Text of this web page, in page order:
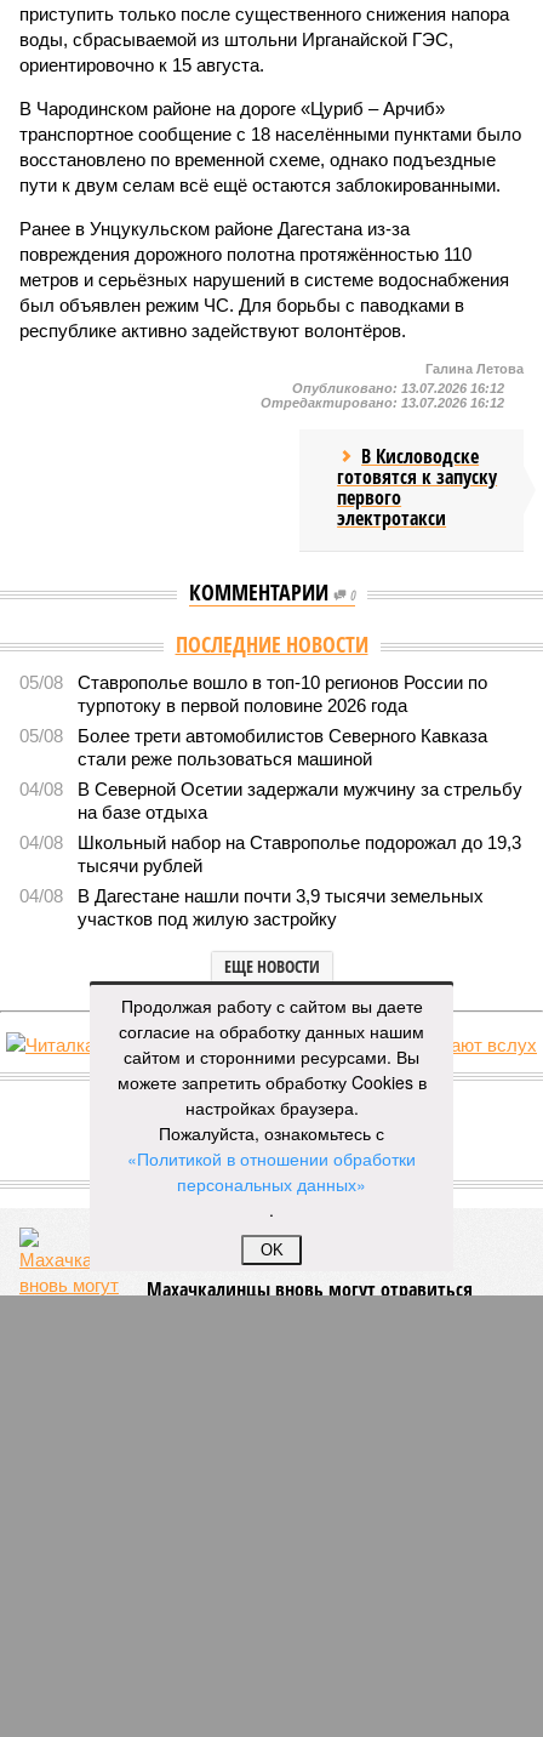
приступить только после существенного снижения напора
воды, сбрасываемой из штольни Ирганайской ГЭС,
ориентировочно к 15 августа.
В Чародинском районе на дороге «Цуриб – Арчиб»
транспортное сообщение с 18 населёнными пунктами было
восстановлено по временной схеме, однако подъездные
пути к двум селам всё ещё остаются заблокированными.
Ранее в Унцукульском районе Дагестана из-за
повреждения дорожного полотна протяжённостью 110
метров и серьёзных нарушений в системе водоснабжения
был объявлен режим ЧС. Для борьбы с паводками в
республике активно задействуют волонтёров.
Галина Летова
Опубликовано: 13.07.2026 16:12
Отредактировано: 13.07.2026 16:12
В Кисловодске
готовятся к запуску
первого
электротакси
КОММЕНТАРИИ 0
ПОСЛЕДНИЕ НОВОСТИ
05/08
Ставрополье вошло в топ-10 регионов России по
турпотоку в первой половине 2026 года
05/08
Более трети автомобилистов Северного Кавказа
стали реже пользоваться машиной
04/08
В Северной Осетии задержали мужчину за стрельбу
на базе отдыха
04/08
Школьный набор на Ставрополье подорожал до 19,3
тысячи рублей
04/08
В Дагестане нашли почти 3,9 тысячи земельных
участков под жилую застройку
ЕЩЕ НОВОСТИ
НОВОСТИ ПАРТНЕРОВ
Новости smi2.ru
ЕЩЕ ИЗ РАЗДЕЛА «ОБЩЕСТВО»
Махачкалинцы вновь могут отравиться
Продолжая работу с сайтом вы даете
согласие на обработку данных нашим
сайтом и сторонними ресурсами. Вы
можете запретить обработку Cookies в
настройках браузера.
Пожалуйста, ознакомьтесь с
«Политикой в отношении обработки
персональных данных»
.
OK